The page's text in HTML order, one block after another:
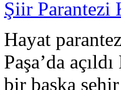
Şiir Parantezi
Hayat
Paşa’da
bir başka